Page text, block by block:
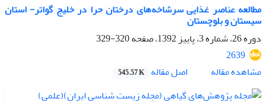
مطالعه عناصر غذایی سرشاخه‌های درختان حرا در خلیج گواتر- استان
سیستان و بلوچستان
دوره 26، شماره 3، پاییز 1392، صفحه
320-329
2639
مشاهده مقاله
اصل مقاله 545.57 K